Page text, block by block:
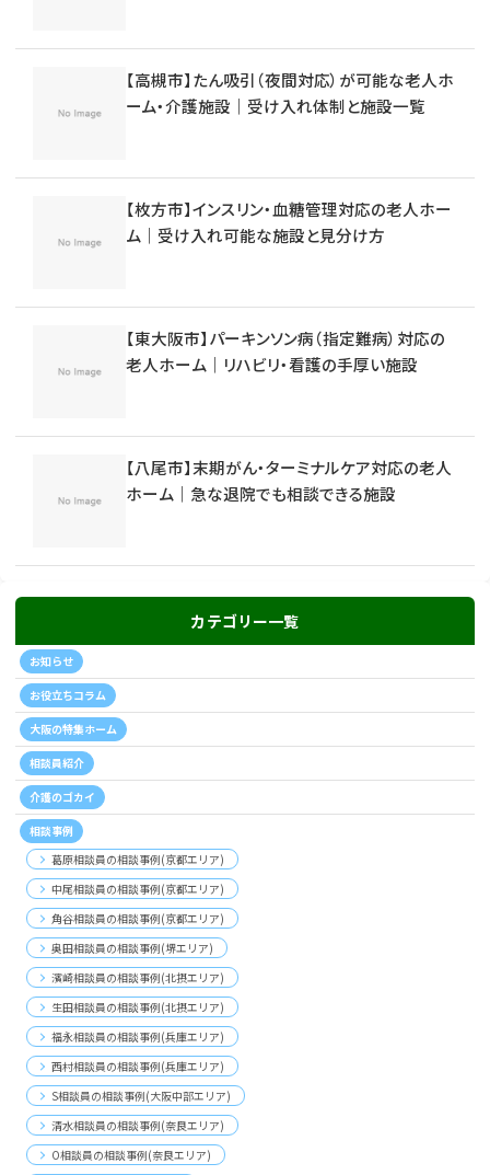
【高槻市】たん吸引（夜間対応）が可能な老人ホ
ーム・介護施設｜受け入れ体制と施設一覧
【枚方市】インスリン・血糖管理対応の老人ホー
ム｜受け入れ可能な施設と見分け方
【東大阪市】パーキンソン病（指定難病）対応の
老人ホーム｜リハビリ・看護の手厚い施設
【八尾市】末期がん・ターミナルケア対応の老人
ホーム｜急な退院でも相談できる施設
カテゴリー一覧
お知らせ
お役立ちコラム
大阪の特集ホーム
相談員紹介
介護のゴカイ
相談事例
葛原相談員の相談事例(京都エリア)
中尾相談員の相談事例(京都エリア)
角谷相談員の相談事例(京都エリア)
奥田相談員の相談事例(堺エリア)
濱崎相談員の相談事例(北摂エリア)
生田相談員の相談事例(北摂エリア)
福永相談員の相談事例(兵庫エリア)
西村相談員の相談事例(兵庫エリア)
S相談員の相談事例(大阪中部エリア)
清水相談員の相談事例(奈良エリア)
O相談員の相談事例(奈良エリア)